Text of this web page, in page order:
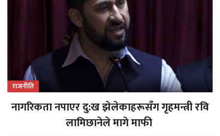
राजनीति
नागरिकता नपाएर दु:ख झेलेकाहरूसँग गृहमन्त्री रवि
लामिछानेले मागे माफी